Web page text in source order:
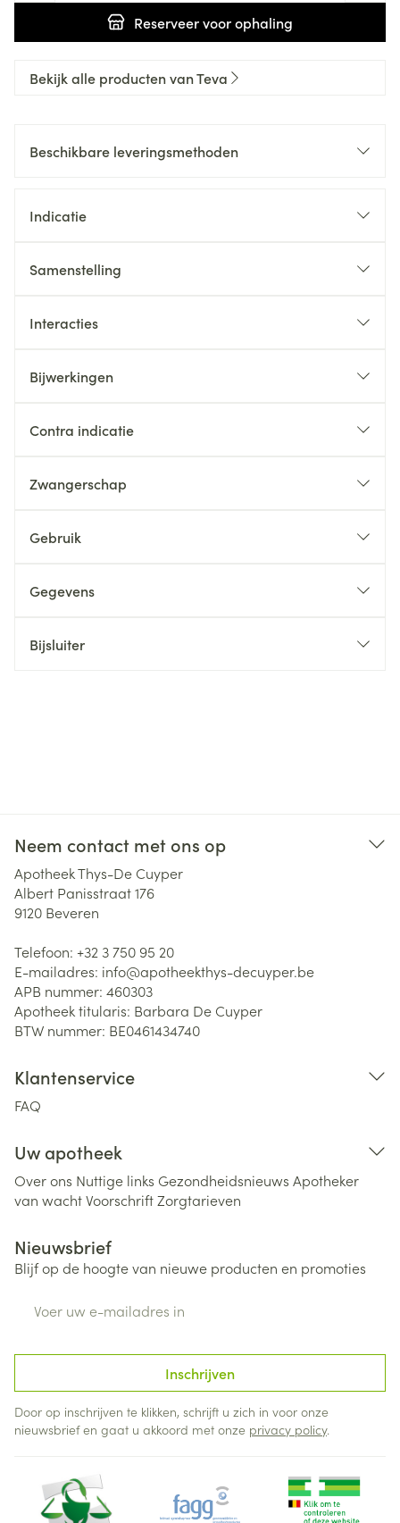
Reserveervoor ophaling
Bekijk alle producten van Teva
Beschikbare leveringsmethoden
Indicatie
Samenstelling
Interacties
Bijwerkingen
Contra indicatie
Zwangerschap
Gebruik
Gegevens
Bijsluiter
Neem contact met ons op
Apotheek Thys-De Cuyper
Albert Panisstraat 176
9120 Beveren
Telefoon: +32 3 750 95 20
E-mailadres: info@apotheekthys-decuyper.be
APB nummer: 460303
Apotheek titularis: Barbara De Cuyper
BTW nummer: BE0461434740
Klantenservice
FAQ
Uw apotheek
Over ons Nuttige links Gezondheidsnieuws Apotheker
van wachtVoorschriftZorgtarieven
Nieuwsbrief
Blijf op de hoogte van nieuwe producten en promoties
Inschrijven
Door op inschrijven te klikken, schrijft u zich in voor onze
nieuwsbrief en gaat u akkoord met onze privacy policy.